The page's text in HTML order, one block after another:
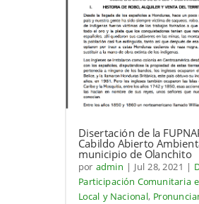
Disertación de la
Cabildo Abierto
municipio de Olanchito
por admin | Jul 28, 2021 |
Participación Comunitaria
Local y Nacional,